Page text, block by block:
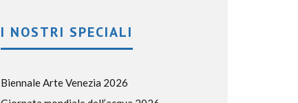
I NOSTRI SPECIALI
Biennale Arte Venezia 2026